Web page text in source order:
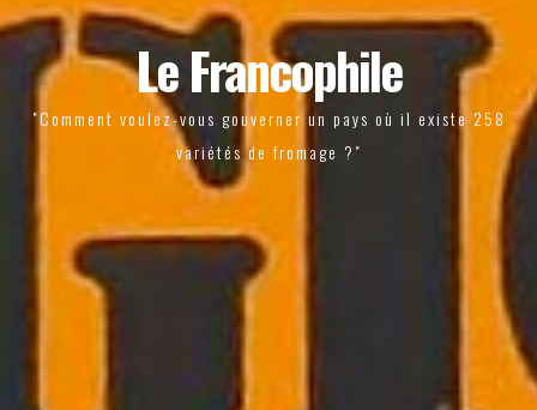
Le Francophile
"Comment voulez-vous gouverner un pays où il existe 258
variétés de fromage ?"